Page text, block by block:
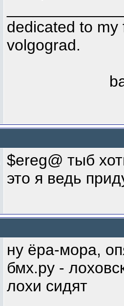
dedicated to
volgograd.
$ereg@ тыб
это я ведь
ну ёра-мора,
бмх.ру -
лохи сидят